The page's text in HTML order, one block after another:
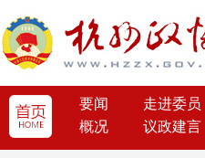
要闻 走进委员
概况
议政建言